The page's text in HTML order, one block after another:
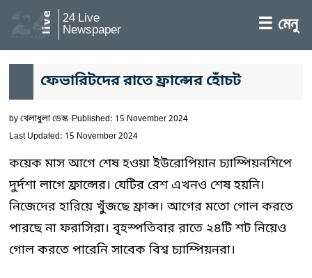
24 Live
Newspaper ☰ মেনু
ফেভারিটদের রাতে ফ্রান্সের হোঁচট
byখেলাধুলা ডেস্ক Published: 15 November 2024
Last Updated: 15 November 2024
কয়েক মাস আগে শেষ হওয়া ইউরোপিয়ান চ্যাম্পিয়নশিপে
দুর্দশা লাগে ফ্রান্সের। যেটির রেশ এখনও শেষ হয়নি।
নিজেদের হারিয়ে খুঁজছে ফ্রান্স। আগের মতো গোল করতে
পারছে না ফরাসিরা। বৃহস্পতিবার রাতে ২৪টি শট নিয়েও
গোল করতে পারেনি সাবেক বিশ্ব চ্যাম্পিয়নরা।